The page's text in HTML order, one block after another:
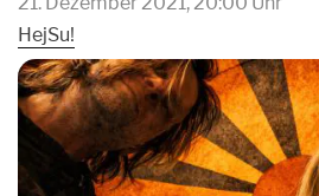
Unpluggedival Fête 2026
Archiv
Übersicht
Archiv
Caroussel
Übersicht
Archiv
Podcasts
Kontakt
HejSu!